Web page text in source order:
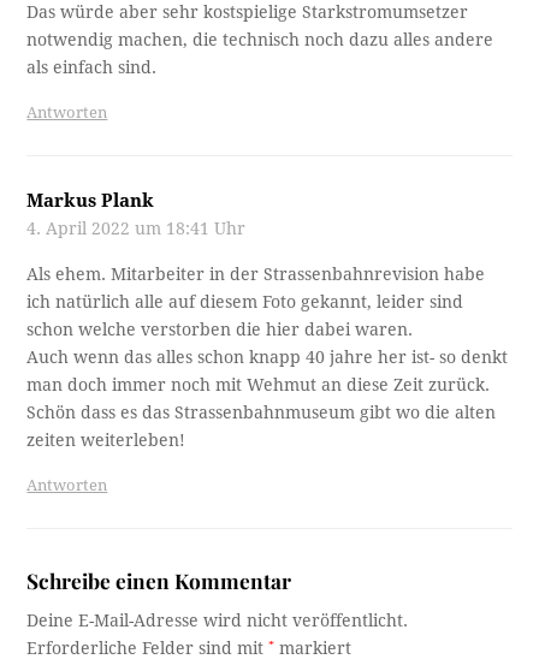
Das würde aber sehr kostspielige Starkstromumsetzer
notwendig machen, die technisch noch dazu alles andere
als einfach sind.
Antworten
Markus Plank
4. April 2022 um 18:41 Uhr
Als ehem. Mitarbeiter in der Strassenbahnrevision habe
ich natürlich alle auf diesem Foto gekannt, leider sind
schon welche verstorben die hier dabei waren.
Auch wenn das alles schon knapp 40 jahre her ist- so denkt
man doch immer noch mit Wehmut an diese Zeit zurück.
Schön dass es das Strassenbahnmuseum gibt wo die alten
zeiten weiterleben!
Antworten
Schreibe einen Kommentar
Deine E-Mail-Adresse wird nicht veröffentlicht.
Erforderliche Felder sind mit* markiert